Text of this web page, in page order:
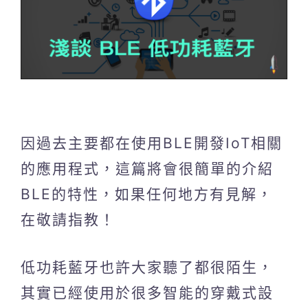
因過去主要都在使用BLE開發IoT相關
的應用程式，這篇將會很簡單的介紹
BLE的特性，如果任何地方有見解，
在敬請指教！
低功耗藍牙也許大家聽了都很陌生，
其實已經使用於很多智能的穿戴式設